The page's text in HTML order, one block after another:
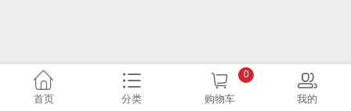
首页 分类 购物车
0
我的